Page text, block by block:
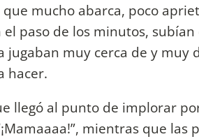
mucho abarca, poco
el paso de los minutos,
jugaban muy cerca de y
hacer.
llegó al punto de implorar
mientras que